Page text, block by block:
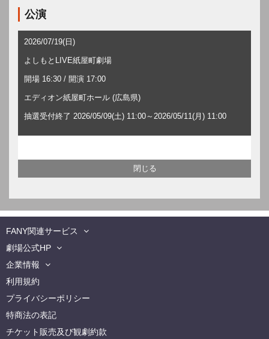
公演
2026/07/19(日)
よしもとLIVE紙屋町劇場
開場 16:30 / 開演 17:00
エディオン紙屋町ホール (広島県)
抽選受付終了 2026/05/09(土) 11:00～2026/05/11(月) 11:00
FANY関連サービス
劇場公式HP
企業情報
利用規約
プライバシーポリシー
特商法の表記
チケット販売及び観劇約款